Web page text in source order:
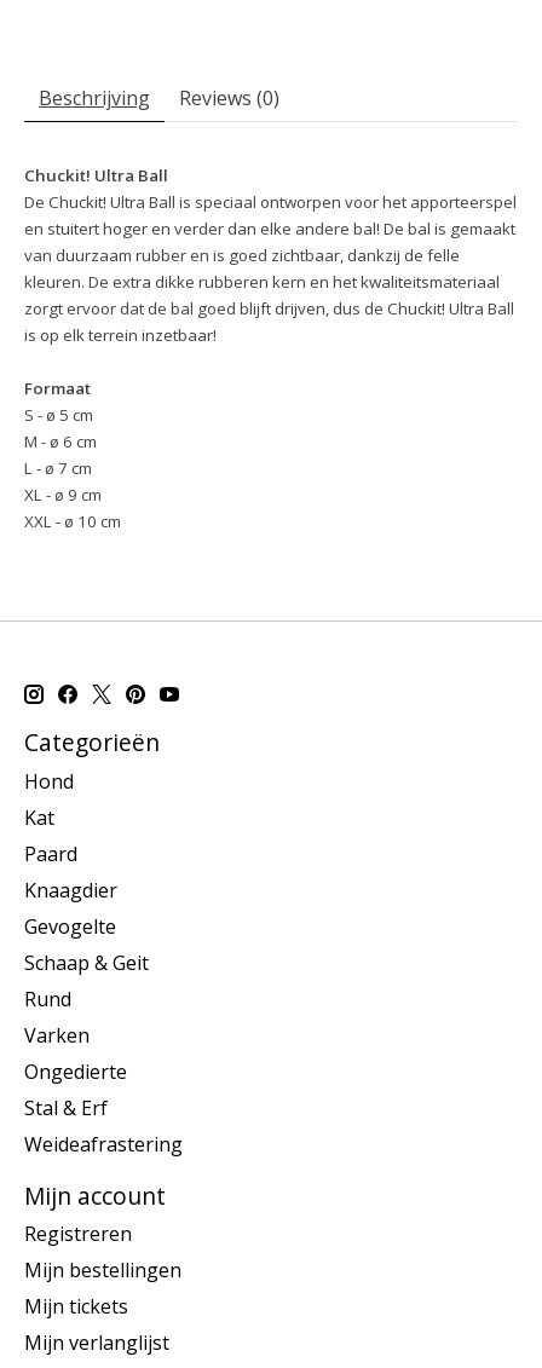
Beschrijving Reviews (0)
Chuckit! Ultra Ball
De Chuckit! Ultra Ball is speciaal ontworpen voor het apporteerspel
en stuitert hoger en verder dan elke andere bal! De bal is gemaakt
van duurzaam rubber en is goed zichtbaar, dankzij de felle
kleuren. De extra dikke rubberen kern en het kwaliteitsmateriaal
zorgt ervoor dat de bal goed blijft drijven, dus de Chuckit! Ultra Ball
is op elk terrein inzetbaar!
Formaat
S - ø 5 cm
M - ø 6 cm
L - ø 7 cm
XL - ø 9 cm
XXL - ø 10 cm
Categorieën
Hond
Kat
Paard
Knaagdier
Gevogelte
Schaap & Geit
Rund
Varken
Ongedierte
Stal & Erf
Weideafrastering
Mijn account
Registreren
Mijn bestellingen
Mijn tickets
Mijn verlanglijst